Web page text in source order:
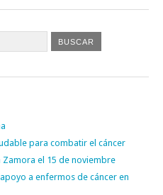
para combatir el cáncer
Zamora el 15 de noviembre
a enfermos de cáncer en